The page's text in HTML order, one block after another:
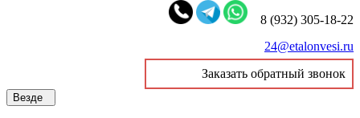
8 (932) 305-18-22
24@etalonvesi.ru
Заказать обратный звонок
Везде